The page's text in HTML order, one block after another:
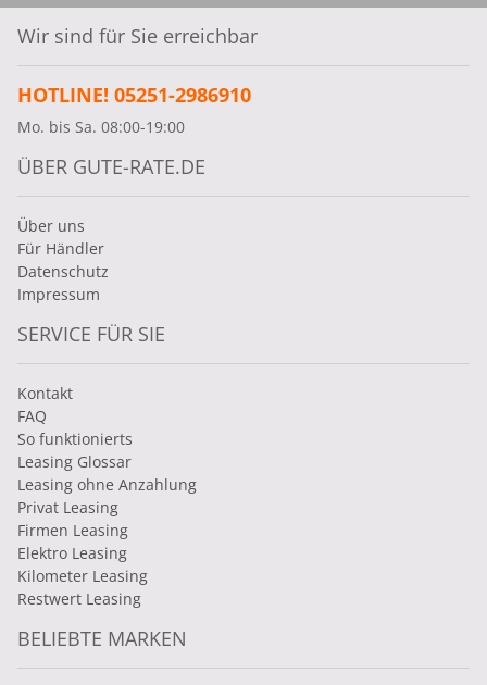
Wir sind für Sie erreichbar
HOTLINE! 05251-2986910
Mo. bis Sa. 08:00-19:00
ÜBER GUTE-RATE.DE
Über uns
Für Händler
Datenschutz
Impressum
SERVICE FÜR SIE
Kontakt
FAQ
So funktionierts
Leasing Glossar
Leasing ohne Anzahlung
Privat Leasing
Firmen Leasing
Elektro Leasing
Kilometer Leasing
Restwert Leasing
BELIEBTE MARKEN